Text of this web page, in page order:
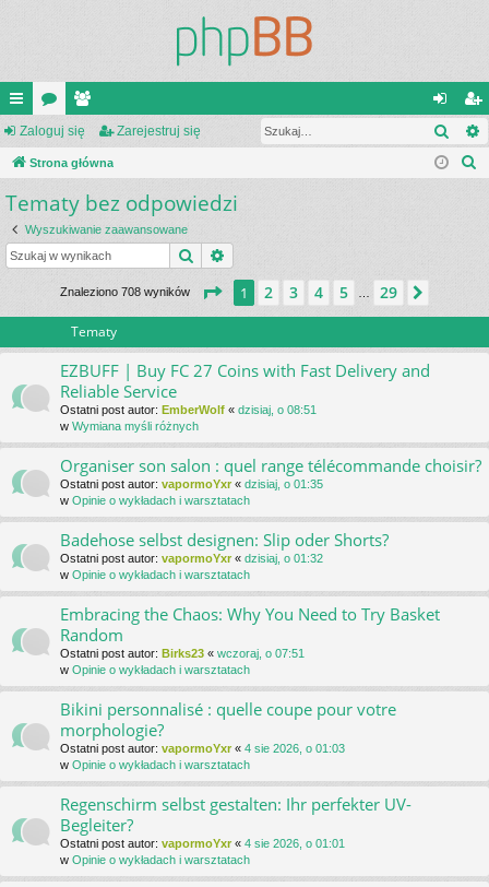
ię
ce
j
…
or
a
ży
tk
o
w
ni
cy
al
og
ar
ej
Zaloguj się Zarejestruj się
Strona główna
Tematy bez odpowiedzi
Wyszukiwanie zaawansowane
Szukaj
Znaleziono 708 wyników Strona z 29
1 2 3 4 5 29
Tematy
EZBUFF | Buy FC 27 Coins with Fast Delivery and
Reliable Service
Ostatni post autor: EmberWolf « dzisiaj, o 08:51
w Wymiana myśli różnych
Organiser son salon : quel range télécommande choisir?
Ostatni post autor: vapormoYxr « dzisiaj, o 01:35
w Opinie o wykładach i warsztatach
Badehose selbst designen: Slip oder Shorts?
Ostatni post autor: vapormoYxr « dzisiaj, o 01:32
w Opinie o wykładach i warsztatach
Embracing the Chaos: Why You Need to Try Basket
Random
Ostatni post autor: Birks23 « wczoraj, o 07:51
w Opinie o wykładach i warsztatach
Bikini personnalisé : quelle coupe pour votre
morphologie?
Ostatni post autor: vapormoYxr « 4 sie 2026, o 01:03
w Opinie o wykładach i warsztatach
Regenschirm selbst gestalten: Ihr perfekter UV-
Begleiter?
Ostatni post autor: vapormoYxr « 4 sie 2026, o 01:01
w Opinie o wykładach i warsztatach